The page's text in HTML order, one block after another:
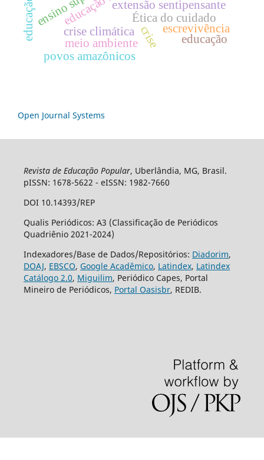
extensão sentipensante
Ética do cuidado
crise climática crise
meio ambiente
escrevivência
educação
povos amazônicos
Open Journal Systems
Revista de Educação Popular, Uberlândia, MG, Brasil.
pISSN: 1678-5622 - eISSN: 1982-7660
DOI 10.14393/REP
Qualis Periódicos: A3 (Classificação de Periódicos
Quadriênio 2021-2024)
Indexadores/Base de Dados/Repositórios: Diadorim,
DOAJ, EBSCO, Google Acadêmico, Latindex, Latindex
Catálogo 2.0, Miguilim, Periódico Capes, Portal
Mineiro de Periódicos, Portal Oasisbr, REDIB.